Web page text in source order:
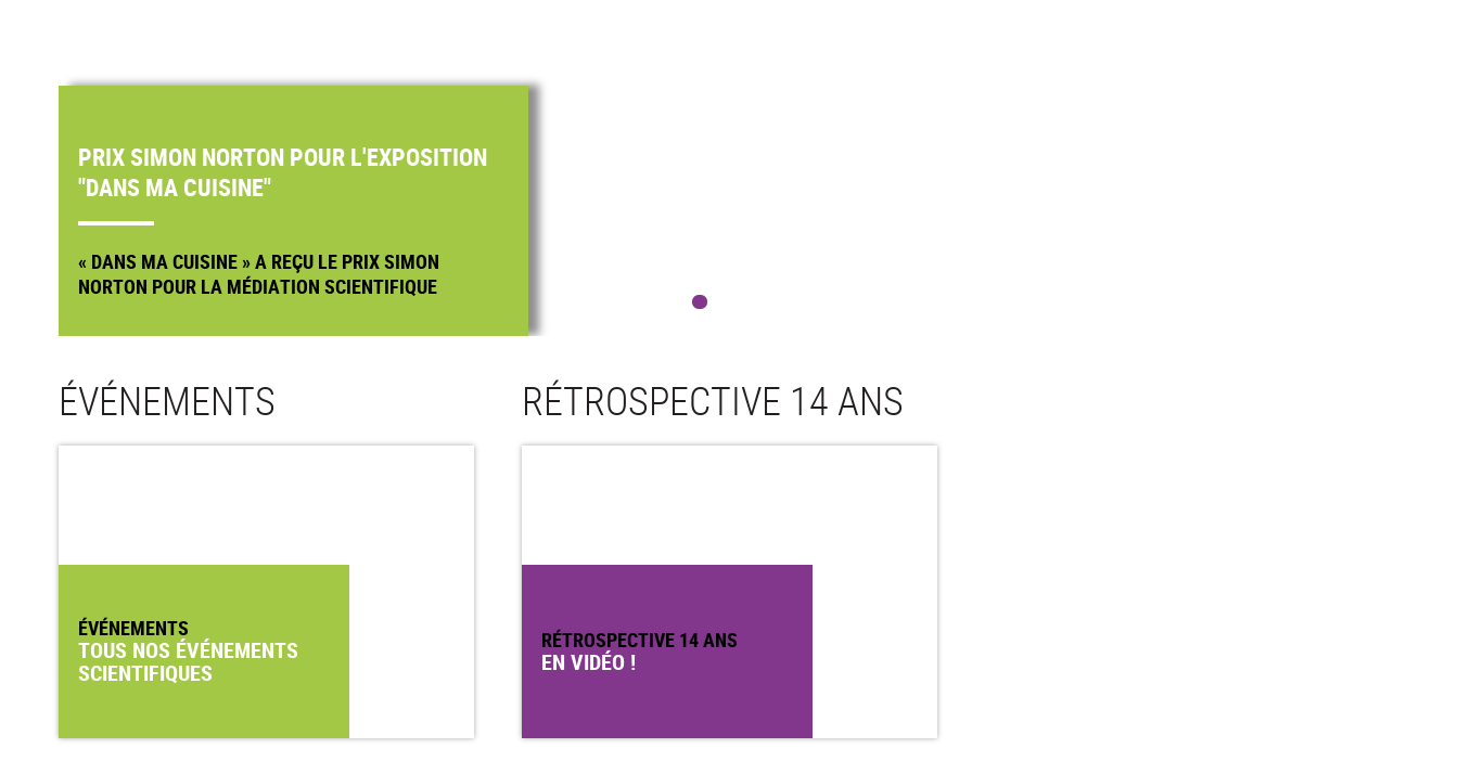
PRIX SIMON NORTON POUR L'EXPOSITION
"DANS MA CUISINE"
« DANS MA CUISINE » A REÇU LE PRIX SIMON
NORTON POUR LA MÉDIATION SCIENTIFIQUE
ÉVÉNEMENTS
ÉVÉNEMENTS
TOUS NOS ÉVÉNEMENTS
SCIENTIFIQUES
RÉTROSPECTIVE 14 ANS
RÉTROSPECTIVE 14 ANS
EN VIDÉO !